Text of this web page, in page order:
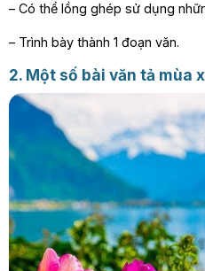
– Có thể lồng ghép sử dụng
– Trình bày thành 1 đoạn văn.
2. Một số bài văn tả mùa